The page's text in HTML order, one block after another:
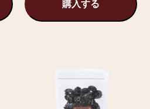
購入する